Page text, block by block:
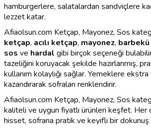
hamburgerlere, salatalardan sandviçlere
lezzet katar.
Afiaolsun.com Ketçap, Mayonez, Sos
ketçap, acılı ketçap, mayonez,
sos ve hardal gibi birçok seçeneği
tazeliğini koruyacak şekilde hazırlanmış,
kullanım kolaylığı sağlar. Yemeklere
kazandırarak sofraları renklendirir.
Afiaolsun.com Ketçap, Mayonez, Sos
kaliteli ve uygun fiyatlı ürünleri keşfet. Her
hisset, sofrana pratik ve keyifli bir dokunuş